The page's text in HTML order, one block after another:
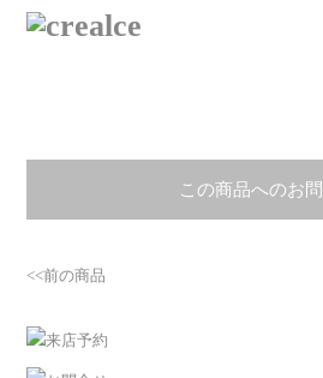
この商品へのお
<<前の商品